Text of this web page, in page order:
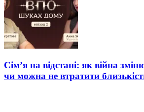
Сім’я на відстані: як війна
чи можна не втратити